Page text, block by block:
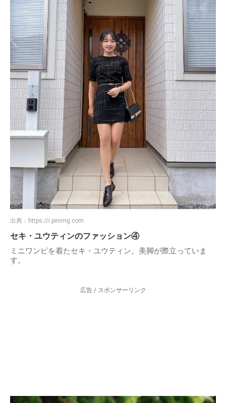
出典： https://i.pinimg.com
セキ・ユウティンのファッション④
ミニワンピを着たセキ・ユウティン。美脚が際立っていま
す。
広告 / スポンサーリンク